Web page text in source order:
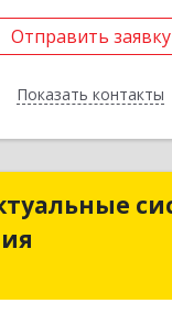
Отправить заявку
Показать контакты
Отправить заявку
Назад